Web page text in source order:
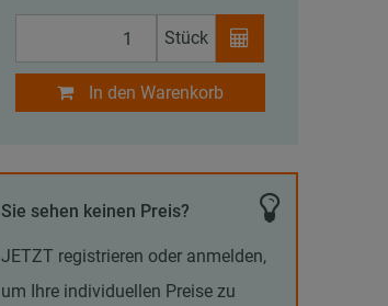
Stück
In den Warenkorb
Sie sehen keinen Preis?
JETZT registrieren oder anmelden,
um Ihre individuellen Preise zu